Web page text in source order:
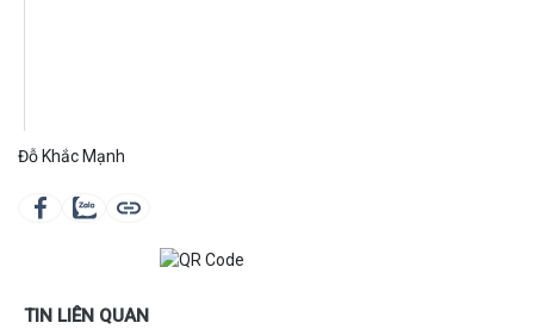
Đỗ Khắc Mạnh
TIN LIÊN QUAN